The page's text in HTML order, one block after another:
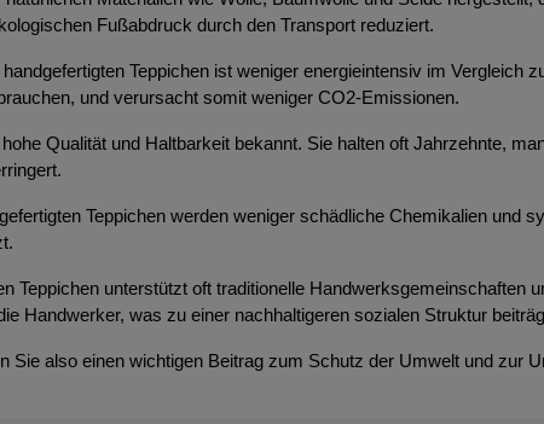
Fußabdruck durch den Transport reduziert.
Teppichen ist weniger energieintensiv im Vergleich
und verursacht somit weniger CO2-Emissionen.
Qualität und Haltbarkeit bekannt. Sie halten oft Jahrzehnte,
Teppichen werden weniger schädliche Chemikalien und
Teppichen unterstützt oft traditionelle Handwerksgemeinschaften
Handwerker, was zu einer nachhaltigeren sozialen Struktur
Sie also einen wichtigen Beitrag zum Schutz der Umwelt und zur